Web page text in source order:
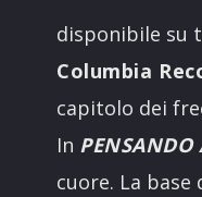
disponibile su
Columbia
capitolo dei
In PENSANDO
cuore. La